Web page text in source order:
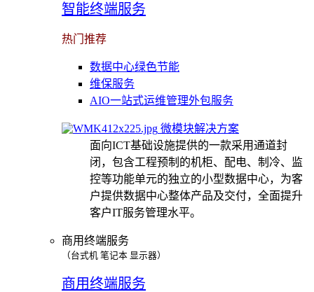
智能终端服务
热门推荐
数据中心绿色节能
维保服务
AIO一站式运维管理外包服务
微模块解决方案
面向ICT基础设施提供的一款采用通道封
闭，包含工程预制的机柜、配电、制冷、监
控等功能单元的独立的小型数据中心，为客
户提供数据中心整体产品及交付，全面提升
客户IT服务管理水平。
商用终端服务
（台式机 笔记本 显示器）
商用终端服务